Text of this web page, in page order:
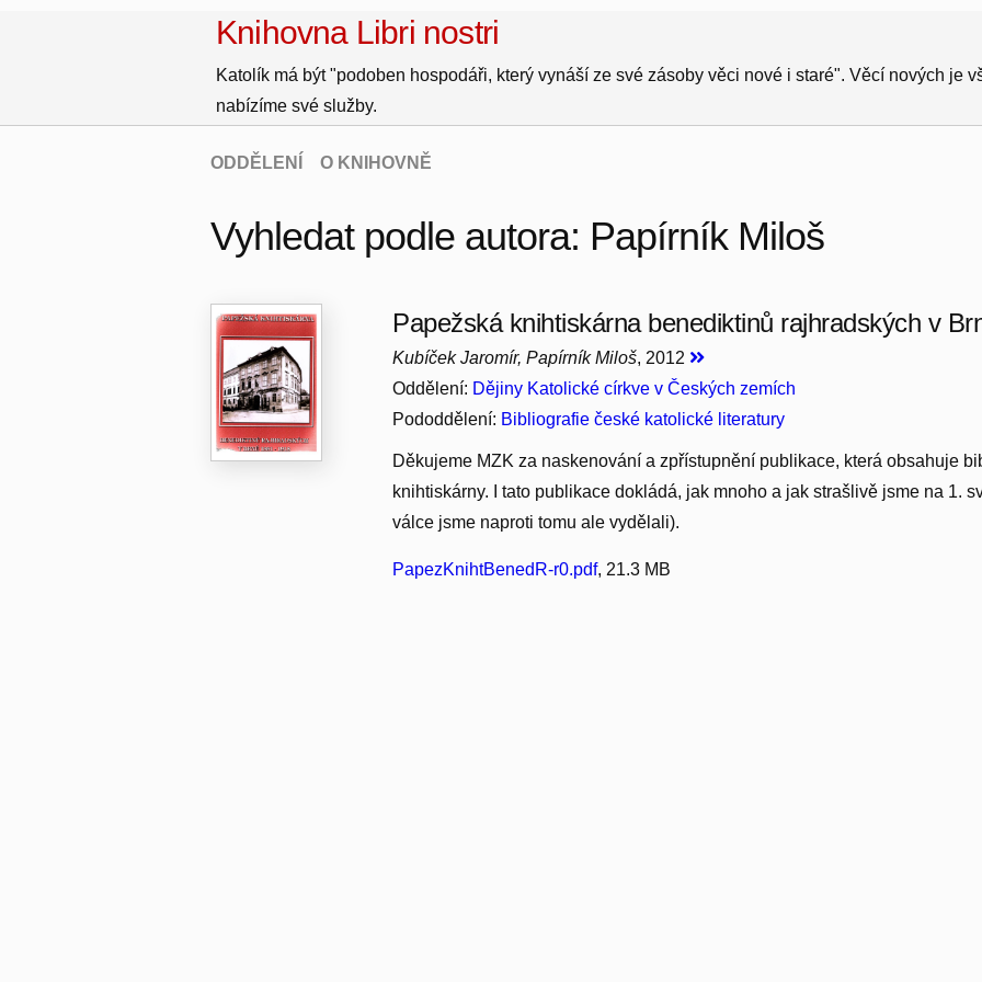
Knihovna Libri nostri
Katolík má být "podoben hospodáři, který vynáší ze své zásoby věci nové i staré". Věcí nových je
nabízíme své služby.
ODDĚLENÍ O KNIHOVNĚ
Vyhledat podle autora: Papírník Miloš
Papežská knihtiskárna benediktinů rajhradských v
Kubíček Jaromír, Papírník Miloš, 2012
Oddělení: Dějiny Katolické církve v Českých zemích
Pododdělení: Bibliografie české katolické literatury
Děkujeme MZK za naskenování a zpřístupnění publikace, která obsahuje
knihtiskárny. I tato publikace dokládá, jak mnoho a jak strašlivě jsme na 1.
válce jsme naproti tomu ale vydělali).
PapezKnihtBenedR-r0.pdf, 21.3 MB